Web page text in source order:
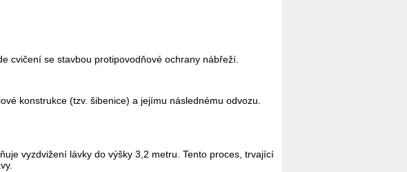
cvičení se stavbou protipovodňové ochrany nábřeží.
konstrukce (tzv. šibenice) a jejímu následnému odvozu.
vyzdvižení lávky do výšky 3,2 metru. Tento proces, trvající